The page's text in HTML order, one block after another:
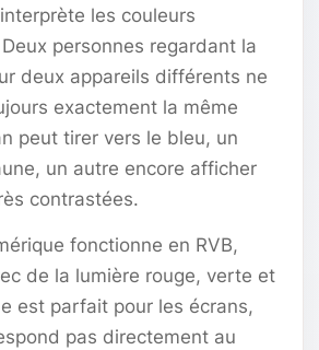
les couleurs
personnes regardant la
deux appareils différents ne
exactement la même
peut tirer vers le bleu, un
un autre encore afficher
contrastées.
fonctionne en RVB,
de la lumière rouge, verte et
est parfait pour les écrans,
pas directement au